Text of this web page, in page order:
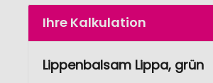
Ihre Kalkulation
Lippenbalsam Lippa, grün